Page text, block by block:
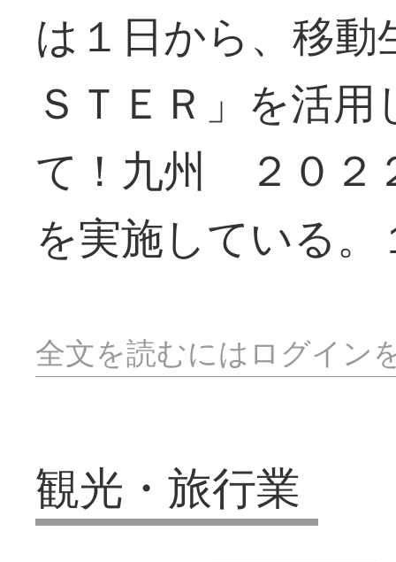
は１日から、移
ＳＴＥＲ」を活
て！九州 ２０２
を実施している
全文を読むにはログイン
観光・旅行業